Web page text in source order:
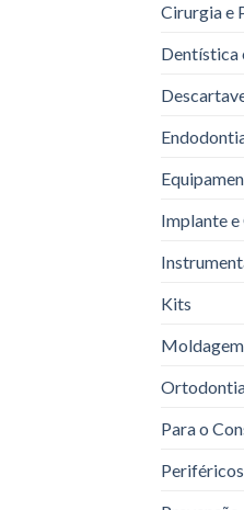
Cirurgia e
Dentística
Implante
Kits
Para o